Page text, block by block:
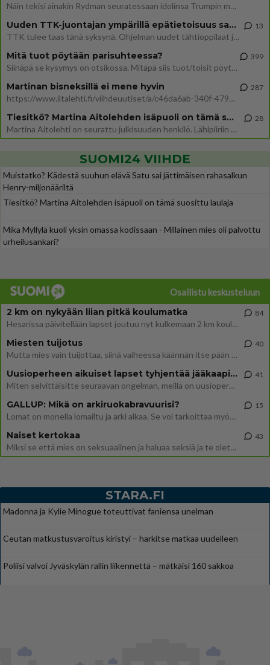
Näin tekisi ainakin Rydman seuratessaan idolinsa Trumpin mallia https://www.is.fi/politiikka/art-2000012187244.html
Uuden TTK-juontajan ympärillä epätietoisuus sakenee - Nyt MTV hämmentää soppaa
TTK tulee taas tänä syksynä. Ohjelman uudet tähtioppilaat julkistetaan torstaina 6. elokuuta klo 14 alkavassa lehdistö
13
Mitä tuot pöytään parisuhteessa?
Siinäpä se kysymys on otsikossa. Mitäpä siis tuot/toisit pöytään parisuhteessa? Oletko mies vai nainen? Koetko sen mitä
399
Martinan bisneksillä ei mene hyvin
https://www.iltalehti.fi/viihdeuutiset/a/c46da6ab-340f-4790-aaa7-0865eed2336 Yrityksen konkurssihakemus on tullut kärä
287
Tiesitkö? Martina Aitolehden isäpuoli on tämä suosittu laulaja
Martina Aitolehti on seurattu julkisuuden henkilö. Lähipiiriin mahtuu muitakin tunnettuja henkilöitä. Tiesitkö, että Ma
28
SUOMI24 VIIHDE
Muistatko? Kädestä suuhun elävä Satu sai jättimäisen rahasalkun
Henry-miljonääriltä
Tiesitkö? Martina Aitolehden isäpuoli on tämä suosittu laulaja
Mika Myllylä kuoli yksin omassa kodissaan - Millainen mies oli palvottu
urheilusankari?
Osallistu keskusteluun
2 km on nykyään liian pitkä koulumatka
Hesarissa päivitellään lapset joutuu nyt kulkemaan 2 km kouluun jösses. Ruostefillarilla tuo matka menee vaikka miten äk
84
Miesten tuijotus
Mutta mies vain tuijottaa, siinä vaiheessa käännän itse pään pois. Mikä juttu? Yleensä jos joku tuijottaa tai katsoo, hä
40
Uusioperheen aikuiset lapset tyhjentää jääkaapin käydessään
Miten selvittäisitte seuraavan ongelman, meillä on uusioperhe, minulla teini-ikäiset lapset ja puolisolla aikuiset, jotk
41
GALLUP: Mikä on arkiruokabravuurisi?
Lomat on monella lomailtu ja arki alkaa. Se voi tarkoittaa myös sitä, että grillailut on grillattu ja palataan arjen ruo
15
Naiset kertokaa
Miksi se että mies on seksuaalinen ja haluaa seksiä ja te olette hänen mielestänne haluttava on vastenmielistä? Mikä sii
43
STARA.FI
Madonna ja Kylie Minogue toteuttivat faniensa unelman
Ceutan matkustusvaroitus kiristyi – harkitse matkaa uudelleen
Poliisi valvoi Jyväskylän rallin liikennettä – mätkäisi 160 sakkoa